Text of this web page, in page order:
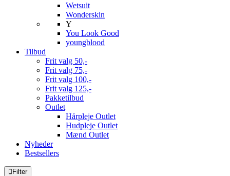
Wetsuit
Wonderskin
Y
You Look Good
youngblood
Tilbud
Frit valg 50,-
Frit valg 75,-
Frit valg 100,-
Frit valg 125,-
Pakketilbud
Outlet
Hårpleje Outlet
Hudpleje Outlet
Mænd Outlet
Nyheder
Bestsellers
Filter